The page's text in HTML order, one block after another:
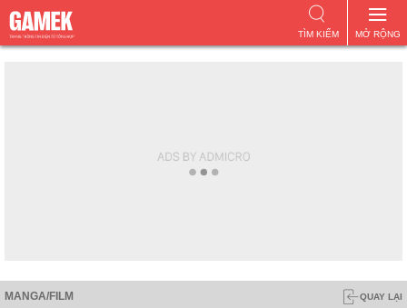
MỞ RỘNG
TÌM KIẾM
MANGA/FILM QUAY LẠI